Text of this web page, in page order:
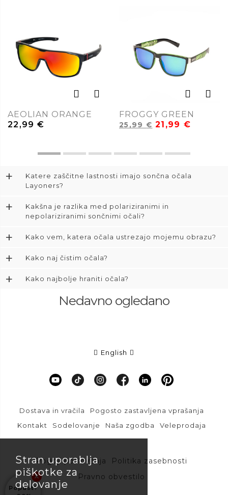
AEOLIAN ORANGE
22,99€
FROGGY GREEN
25,99€ 21,99€
+
Katere zaščitne lastnosti imajo sončna očala
Layoners?
+
Kakšna je razlika med polariziranimi in
nepolariziranimi sončnimi očali?
+ Kako vem, katera očala ustrezajo mojemu obrazu?
+ Kako naj čistim očala?
+ Kako najbolje hraniti očala?
Nedavno ogledano
English
Dostava in vračila
Pogosto zastavljena vprašanja
Kontakt
Sodelovanje Naša zgodba Veleprodaja
Pogoji poslovanja
Politika zasebnosti
Pravno obvestilo
Stran uporablja
piškotke za
delovanje
Popust?